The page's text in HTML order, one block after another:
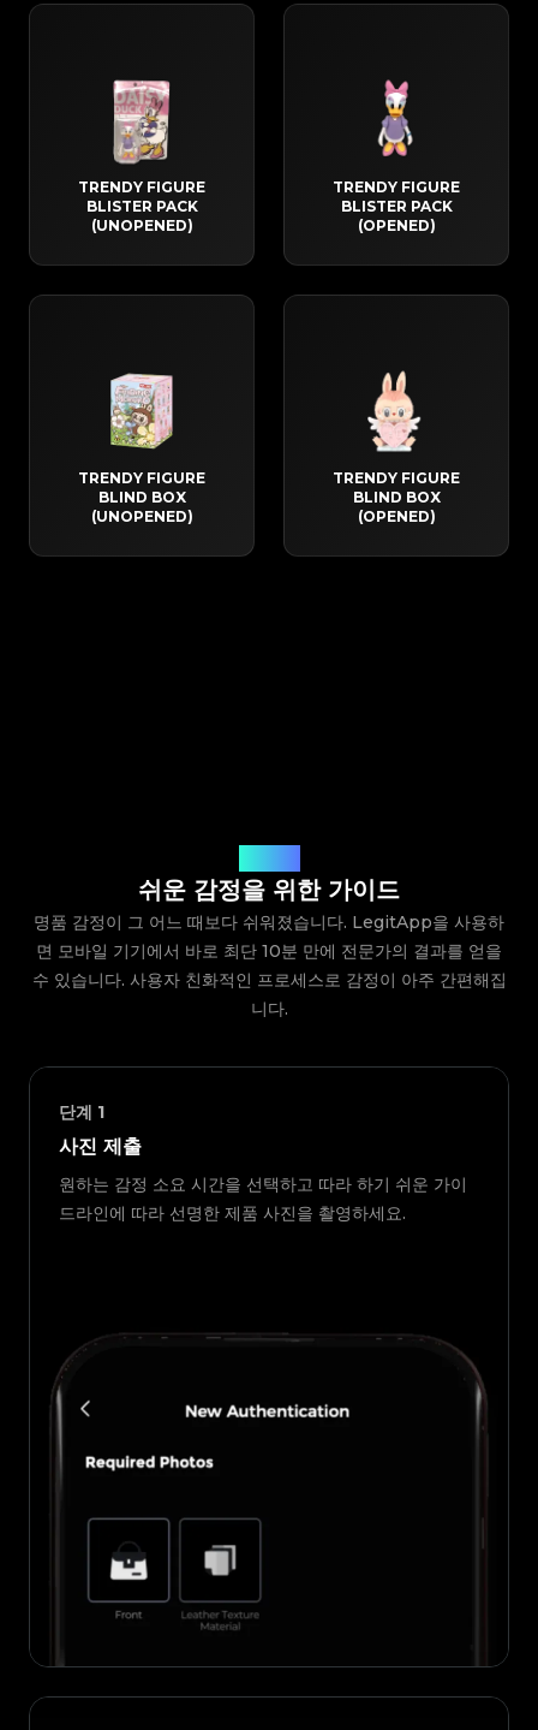
TRENDY FIGURE
BLISTER PACK
(UNOPENED)
TRENDY FIGURE
BLISTER PACK
(OPENED)
TRENDY FIGURE
BLIND BOX
(UNOPENED)
TRENDY FIGURE
BLIND BOX
(OPENED)
쉬운 감정을 위한 가이드
명품 감정이 그 어느 때보다 쉬워졌습니다. LegitApp을 사용하
면 모바일 기기에서 바로 최단 10분 만에 전문가의 결과를 얻을
수 있습니다. 사용자 친화적인 프로세스로 감정이 아주 간편해집
니다.
단계 1
사진 제출
원하는 감정 소요 시간을 선택하고 따라 하기 쉬운 가이
드라인에 따라 선명한 제품 사진을 촬영하세요.